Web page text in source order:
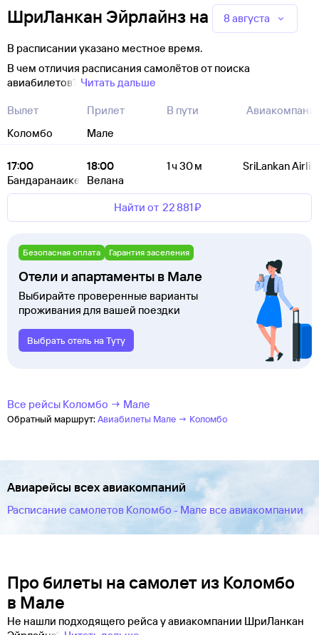
ШриЛанкан Эйрлайнз на 8 августа
В расписании указано местное время.
В чем отличия расписания самолётов от поиска
авиабилетов? Читать дальше
Вылет
Коломбо
Прилет
Мале
В пути
17:00
Бандаранаике
18:00
Велана
1 ч 30 м SriLankan
Найти от 22 ⁠881 ⁠₽
Безопасная оплата Гарантия заселения
Отели и апартаменты в Мале
Выбирайте проверенные варианты
проживания для вашей поездки
Выбрать отель на Туту
Все рейсы Коломбо → Мале
Обратный маршрут:Авиабилеты Мале → Коломбо
Авиарейсы всех авиакомпаний
Расписание самолетов Коломбо - Мале все авиакомпании
Про билеты на самолет из Коломбо
в Мале
Не нашли подходящего рейса у авиакомпании ШриЛанкан